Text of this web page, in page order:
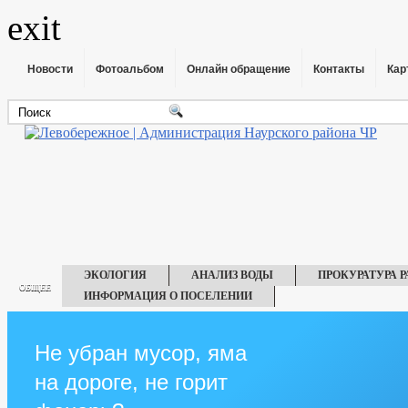
exit
Новости Фотоальбом Онлайн обращение Контакты
ОБЩЕЕ
ЭКОЛОГИЯ АНАЛИЗ ВОДЫ
ПРОКУРАТУРА
ИНФОРМАЦИЯ О ПОСЕЛЕНИИ
РЕКВИЗИТЫ
СХОД ГРАЖДАН
Не убран мусор, яма
на дороге, не горит